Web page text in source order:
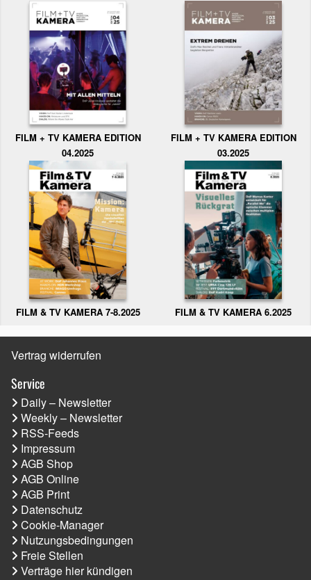
FILM + TV KAMERA EDITION
04.2025
FILM + TV KAMERA EDITION
03.2025
FILM & TV KAMERA 7-8.2025 FILM & TV KAMERA 6.2025
Vertrag widerrufen
Service
Daily – Newsletter
Weekly – Newsletter
RSS-Feeds
Impressum
AGB Shop
AGB Online
AGB Print
Datenschutz
Cookie-Manager
Nutzungsbedingungen
Freie Stellen
Verträge hier kündigen